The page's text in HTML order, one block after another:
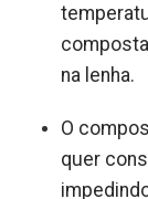
na lenha.
O
quer